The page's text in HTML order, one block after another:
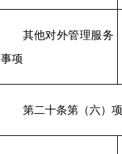
其他对外管理服务
事项
第二十条第（六）项